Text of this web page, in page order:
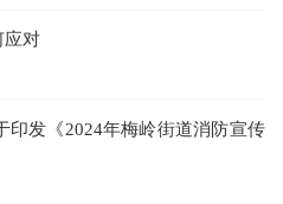
应对
印发《2024年梅岭街道消防宣传